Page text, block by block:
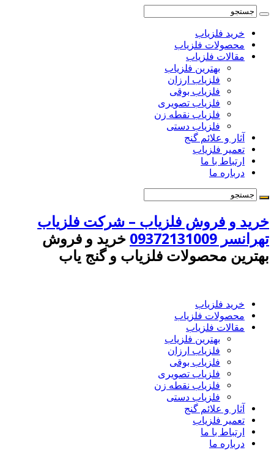
خرید فلزیاب
محصولات فلزیاب
مقالات فلزیاب
بهترین فلزیاب
فلزیاب ارزان
فلزیاب بوقی
فلزیاب تصویری
فلزیاب نقطه زن
فلزیاب دستی
آثار و علائم گنج
تعمیر فلزیاب
ارتباط با ما
درباره ما
خرید و فروش فلزیاب – شرکت فلزیاب
تهرانسر 09372131009
خرید و فروش
بهترین محصولات فلزیاب و گنج یاب
خرید فلزیاب
محصولات فلزیاب
مقالات فلزیاب
بهترین فلزیاب
فلزیاب ارزان
فلزیاب بوقی
فلزیاب تصویری
فلزیاب نقطه زن
فلزیاب دستی
آثار و علائم گنج
تعمیر فلزیاب
ارتباط با ما
درباره ما